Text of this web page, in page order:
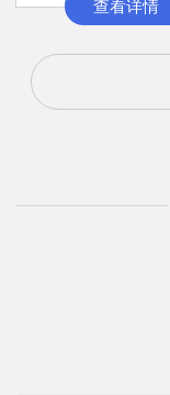
查看详情